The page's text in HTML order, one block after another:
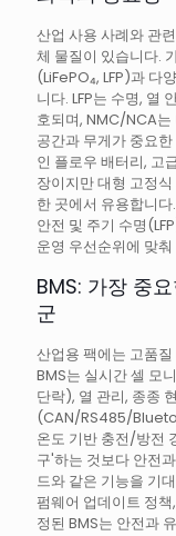
산업 사용 사례와 관
체 물질이 있습니다.
(LiFePO₄, LFP)과 다
니다. LFP는 수명, 열
호되며, NMC/NCA는
공간과 무게가 중요
인 플로우 배터리, 고
장이지만 대형 고정
한 곳에서 유용합니
안전 및 주기 수명
운영 우선순위에 맞
BMS: 가장 중
군
산업용 팩에는 고품
BMS는 실시간 셀 모
단락), 열 관리, 종종
(CAN/RS485/
온도 기반 충전/방전
구'하는 것보다 안전
드와 같은 기능을 기
펌웨어 업데이트 정
정된 BMS는 안전과